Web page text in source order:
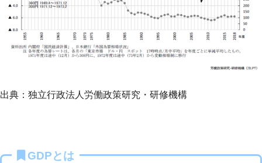
出典：独立行政法人労働政策研究・研修機構
GDPとは